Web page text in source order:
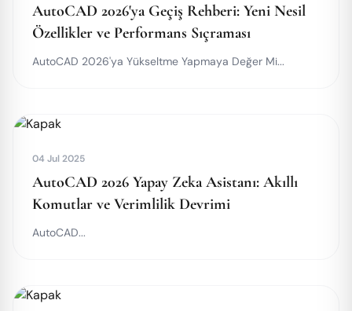
AutoCAD 2026'ya Geçiş Rehberi: Yeni Nesil
Özellikler ve Performans Sıçraması
AutoCAD 2026'ya Yükseltme Yapmaya Değer Mi...
04 Jul 2025
AutoCAD 2026 Yapay Zeka Asistanı: Akıllı
Komutlar ve Verimlilik Devrimi
AutoCAD...